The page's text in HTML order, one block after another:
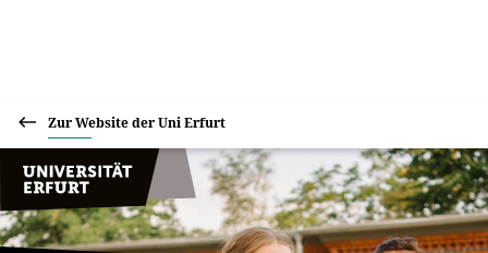
Zur Website der Uni Erfurt